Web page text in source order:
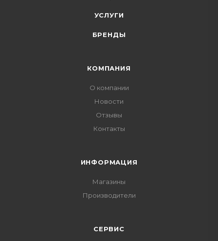
УСЛУГИ
БРЕНДЫ
КОМПАНИЯ
О компании
Новости
Отзывы
Контакты
ИНФОРМАЦИЯ
Магазины
Производители
СЕРВИС